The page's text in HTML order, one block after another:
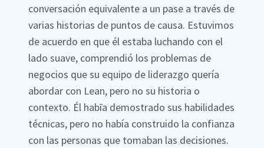
conversación equivalente a un pase a través de
varias historias de puntos de causa. Estuvimos
de acuerdo en que él estaba luchando con el
lado suave, comprendió los problemas de
negocios que su equipo de liderazgo quería
abordar con Lean, pero no su historia o
contexto. Él habīa demostrado sus habilidades
técnicas, pero no había construido la confianza
con las personas que tomaban las decisiones.